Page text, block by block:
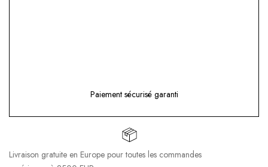
Paiement sécurisé garanti
Livraison gratuite en Europe pour toutes les commandes